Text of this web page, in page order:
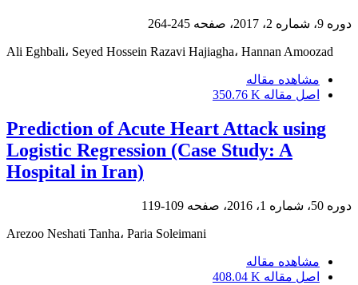
دوره 9، شماره 2، 2017، صفحه 245-264
Ali Eghbali، Seyed Hossein Razavi Hajiagha، Hannan Amoozad
مشاهده مقاله
اصل مقاله 350.76 K
Prediction of Acute Heart Attack using
Logistic Regression (Case Study: A
Hospital in Iran)
دوره 50، شماره 1، 2016، صفحه 109-119
Arezoo Neshati Tanha، Paria Soleimani
مشاهده مقاله
اصل مقاله 408.04 K